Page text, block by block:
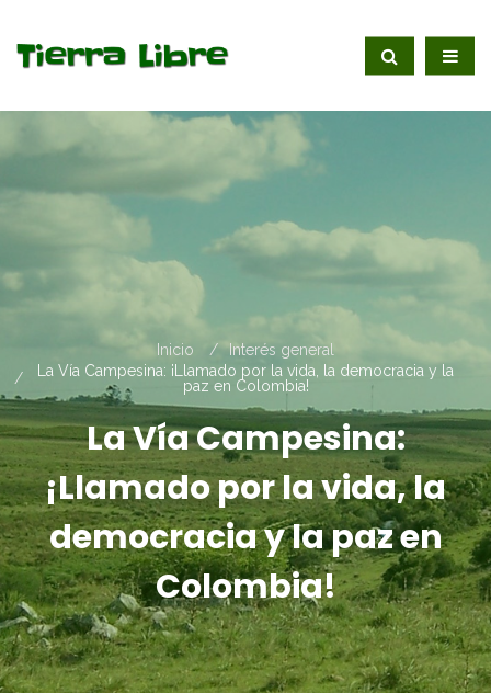
Inicio
Interés general
La Vía Campesina: ¡Llamado por la vida, la democracia y la
paz en Colombia!
La Vía Campesina:
¡Llamado por la vida, la
democracia y la paz en
Colombia!